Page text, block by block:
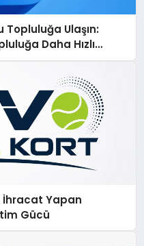
Topluluğa Ulaşın:
Daha Hızlı
İhracat Yapan
Gücü